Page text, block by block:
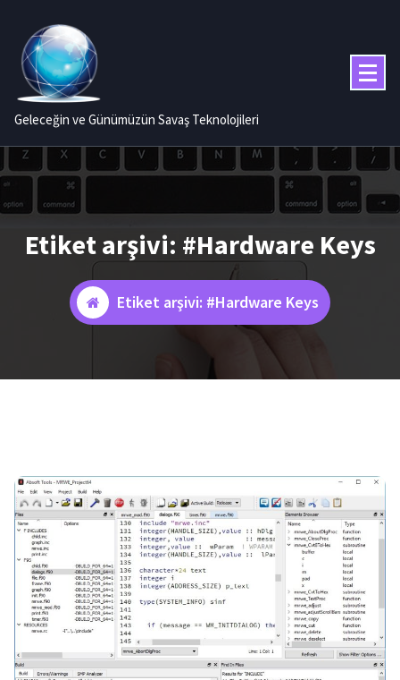
Geleceğin ve Günümüzün Savaş Teknolojileri
Etiket arşivi: #Hardware Keys
Etiket arşivi: #Hardware Keys